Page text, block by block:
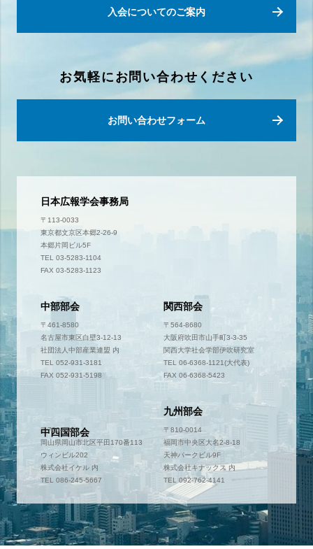
入会についてのご案内
お気軽にお問い合わせください
お問い合わせフォーム
日本広報学会事務局
〒113-0033
東京都文京区本郷2-26-9
本郷片岡ビル5F
TEL 03-5283-1104
FAX 03-5283-1123
中部部会
〒461-8580
名古屋市東区白壁3-12-13
社団法人中部産業連盟 内
TEL 052-931-3181
FAX 052-931-5198
関西部会
〒564-8680
大阪府吹田市山手町3-3-35
関西大学社会学部伊吹研究室
TEL 06-6368-1121(大代表)
FAX 06-6368-5423
中四国部会
〒700-0952
岡山県岡山市北区平田170番113
ウィンビル202
株式会社イケル 内
TEL 086-245-5667
九州部会
〒810-0014
福岡市中央区大名2-8-18
天神パークビル9F
株式会社キナックス 内
TEL 092-762-4141